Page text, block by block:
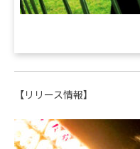
【リリース情報】